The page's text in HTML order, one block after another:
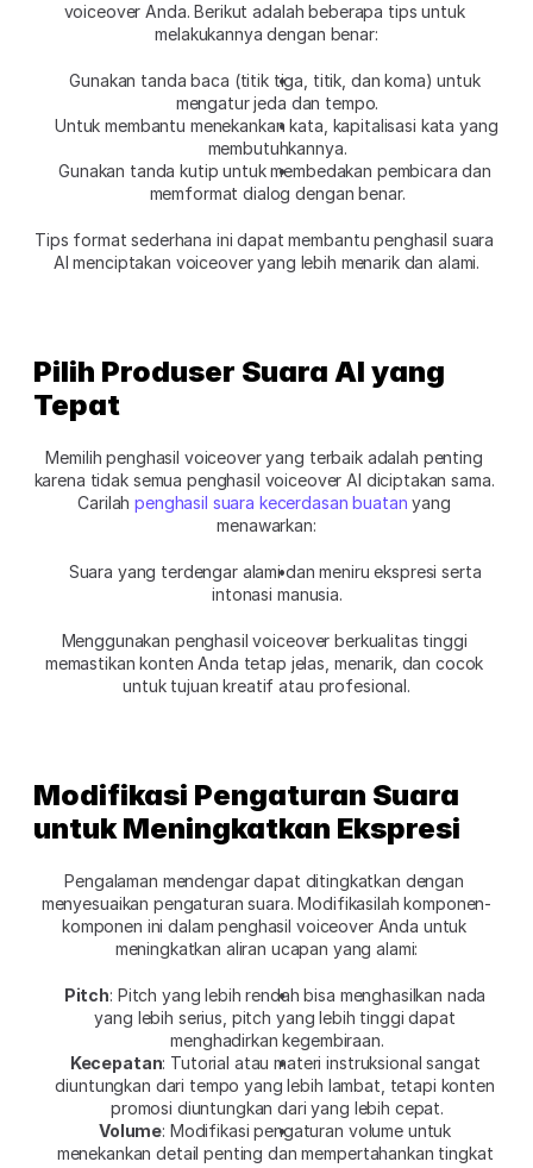
voiceover Anda. Berikut adalah beberapa tips untuk
melakukannya dengan benar:
Gunakan tanda baca (titik tiga, titik, dan koma) untuk
mengatur jeda dan tempo.
Untuk membantu menekankan kata, kapitalisasi kata yang
membutuhkannya.
Gunakan tanda kutip untuk membedakan pembicara dan
memformat dialog dengan benar.
Tips format sederhana ini dapat membantu penghasil suara
AI menciptakan voiceover yang lebih menarik dan alami.
Pilih Produser Suara AI yang
Tepat
Memilih penghasil voiceover yang terbaik adalah penting
karena tidak semua penghasil voiceover AI diciptakan sama.
Carilah penghasil suara kecerdasan buatan yang
menawarkan:
Suara yang terdengar alami dan meniru ekspresi serta
intonasi manusia.
Menggunakan penghasil voiceover berkualitas tinggi
memastikan konten Anda tetap jelas, menarik, dan cocok
untuk tujuan kreatif atau profesional.
Modifikasi Pengaturan Suara
untuk Meningkatkan Ekspresi
Pengalaman mendengar dapat ditingkatkan dengan
menyesuaikan pengaturan suara. Modifikasilah komponen-
komponen ini dalam penghasil voiceover Anda untuk
meningkatkan aliran ucapan yang alami:
Pitch: Pitch yang lebih rendah bisa menghasilkan nada
yang lebih serius, pitch yang lebih tinggi dapat
menghadirkan kegembiraan.
Kecepatan: Tutorial atau materi instruksional sangat
diuntungkan dari tempo yang lebih lambat, tetapi konten
promosi diuntungkan dari yang lebih cepat.
Volume: Modifikasi pengaturan volume untuk
menekankan detail penting dan mempertahankan tingkat